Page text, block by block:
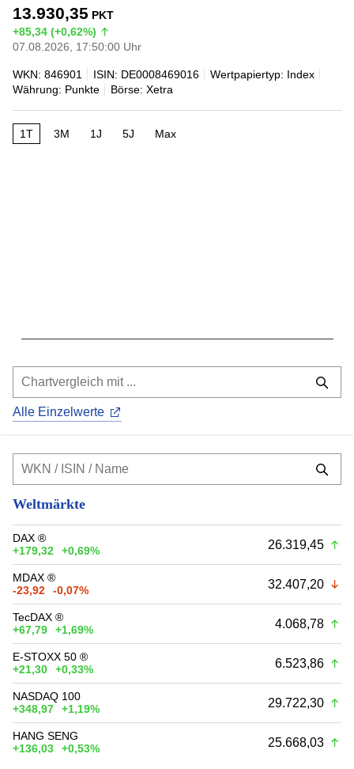
13.930,35 PKT
+85,34 (+0,62%)
07.08.2026, 17:50:00 Uhr
WKN: 846901 ISIN: DE0008469016
Wertpapiertyp: Index
Währung: Punkte
Börse: Xetra
1T 3M 1J 5J Max
Alle Einzelwerte
Weltmärkte
DAX ®
+179,32
+0,69% 26.319,45
MDAX ®
-23,92
-0,07% 32.407,20
TecDAX ®
+67,79
+1,69% 4.068,78
E-STOXX 50 ®
+21,30
+0,33% 6.523,86
NASDAQ 100
+348,97
+1,19% 29.722,30
HANG SENG
+136,03
+0,53% 25.668,03